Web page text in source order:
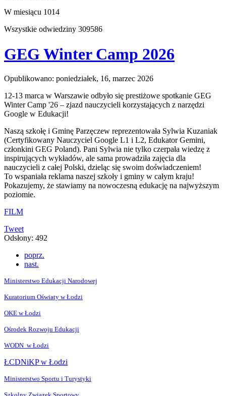
W miesiącu 1014
Wszystkie odwiedziny 309586
GEG Winter Camp 2026
Opublikowano: poniedziałek, 16, marzec 2026
12-13 marca w Warszawie odbyło się prestiżowe spotkanie GEG
Winter Camp '26 – zjazd nauczycieli korzystających z narzędzi
Google w Edukacji!
Naszą szkołę i Gminę Parzęczew reprezentowała Sylwia Kuzaniak
(Certyfikowany Nauczyciel Google L1 i L2, Edukator Gemini,
członkini GEG Poland). Pani Sylwia nie tylko czerpała wiedzę z
inspirujących wykładów, ale sama prowadziła zajęcia dla
nauczycieli z całej Polski, dzieląc się swoim doświadczeniem!
To wspaniała reklama naszej szkoły i gminy w całym kraju!
Pokazujemy, że stawiamy na nowoczesną edukację na najwyższym
poziomie.
FILM
Tweet
Odsłony: 492
poprz.
nast.
Ministerstwo Edukacji Narodowej
Kuratorium Oświaty w Łodzi
OKE w Łodzi
Ośrodek Rozwoju Edukacji
WODN w Łodzi
ŁCDNiKP w Łodzi
Ministerstwo Sportu i Turystyki